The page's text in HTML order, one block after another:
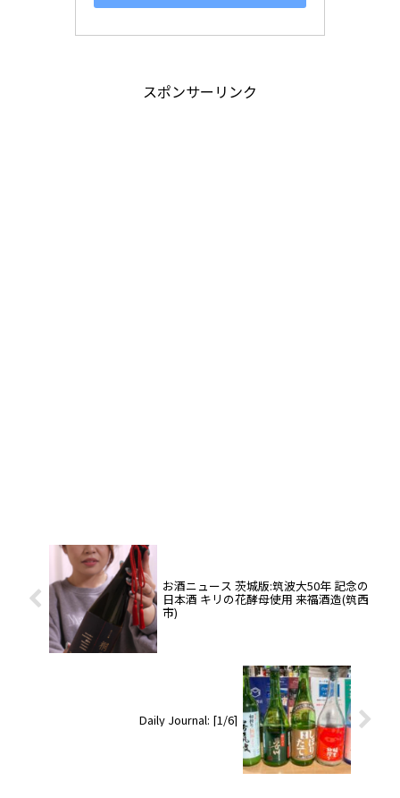
スポンサーリンク
お酒ニュース 茨城版:筑波大50年 記念の
日本酒 キリの花酵母使用 来福酒造(筑西
市)
Daily Journal: [1/6]